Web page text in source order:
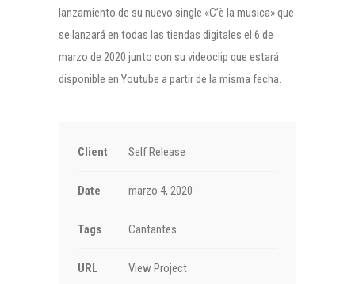
lanzamiento de su nuevo single «C’è la musica» que
se lanzará en todas las tiendas digitales el 6 de
marzo de 2020 junto con su videoclip que estará
disponible en Youtube a partir de la misma fecha.
Client Self Release
Date marzo 4, 2020
Tags Cantantes
URL View Project